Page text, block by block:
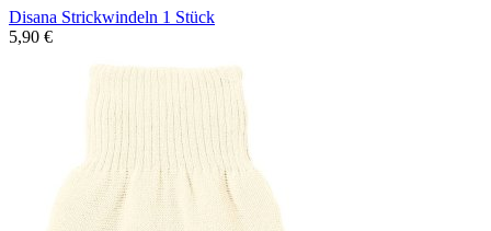
Disana Strickwindeln 1 Stück
5,90 €